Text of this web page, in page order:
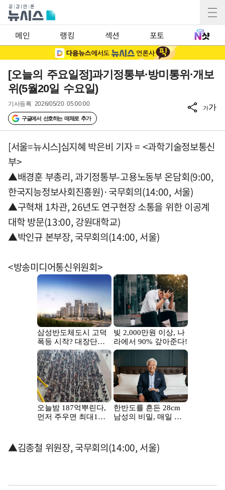
메인 랭킹 섹션 포토
[오늘의 주요일정]과기정통부·방미통위·개보
위(5월20일 수요일)
기사등록 2026/05/20 05:00:00
구글에서 선호하는 매체로 추가
가가
[서울=뉴시스]심지혜 박은비 기자 = <과학기술정보통신
부>
▲배경훈 부총리, 과기정통부-고용노동부 온담회(9:00,
한국지능정보사회진흥원)·국무회의(14:00, 서울)
▲구혁채 1차관, 26년도 연구현장 소통을 위한 이공계
대학 방문(13:00, 강원대학교)
▲박인규 본부장, 국무회의(14:00, 서울)
<방송미디어통신위원회>
▲김종철 위원장, 국무회의(14:00, 서울)